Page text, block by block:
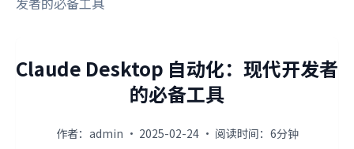
Claude Desktop 自动化：现代开发者
的必备工具
作者：admin · 2025-02-24 · 阅读时间：6分钟